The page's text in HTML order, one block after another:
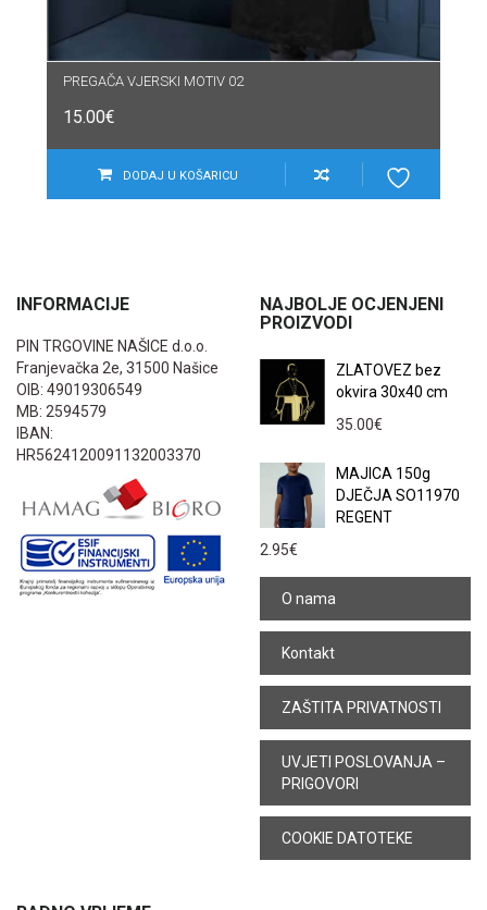
PREGAČA VJERSKI MOTIV 02
15.00€
DODAJ U KOŠARICU
INFORMACIJE
PIN TRGOVINE NAŠICE d.o.o.
Franjevačka 2e, 31500 Našice
OIB: 49019306549
MB: 2594579
IBAN:
HR5624120091132003370
NAJBOLJE OCJENJENI
PROIZVODI
ZLATOVEZ bez
okvira 30x40 cm
35.00€
MAJICA 150g
DJEČJA SO11970
REGENT
2.95€
O nama
Kontakt
ZAŠTITA PRIVATNOSTI
UVJETI POSLOVANJA –
PRIGOVORI
COOKIE DATOTEKE